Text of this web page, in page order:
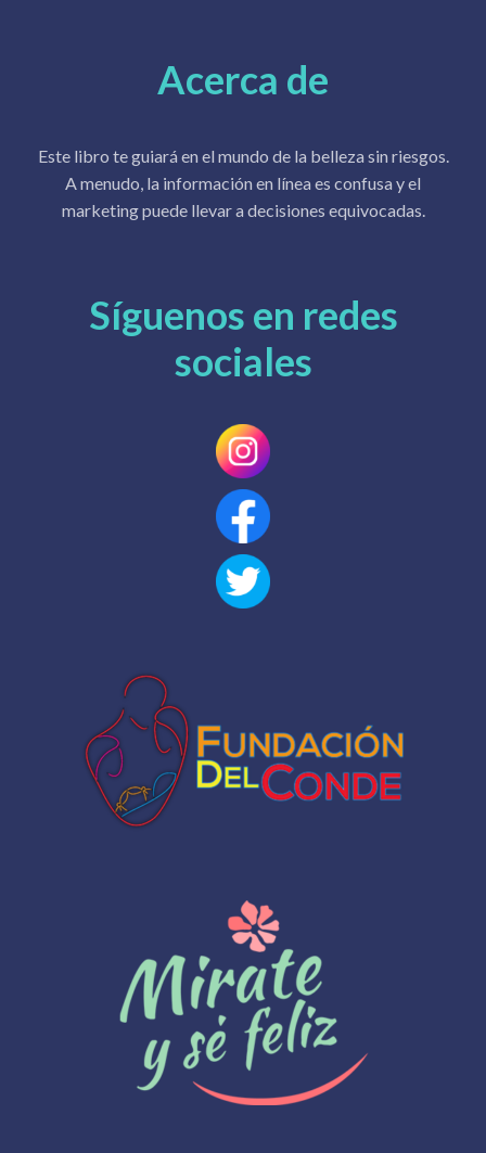
Acerca de
Este libro te guiará en el mundo de la belleza sin riesgos.
A menudo, la información en línea es confusa y el
marketing puede llevar a decisiones equivocadas.
Síguenos en redes
sociales